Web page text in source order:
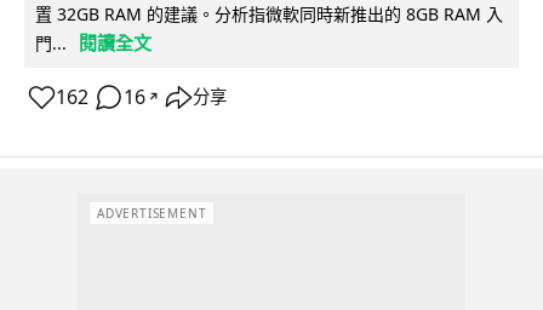
置 32GB RAM 的建議。分析指微軟同時新推出的 8GB RAM 入
門...
閱讀全文
162 16 ↗ 分享
ADVERTISEMENT